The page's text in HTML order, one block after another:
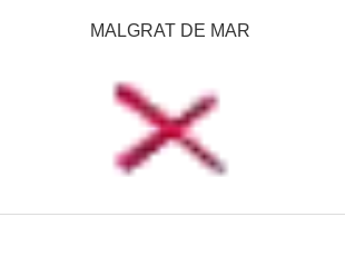
MALGRAT DE MAR